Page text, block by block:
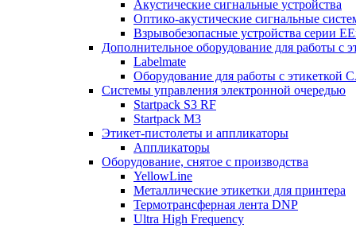
Акустические сигнальные устройства
Оптико-акустические сигнальные
Взрывобезопасные устройства серии
Дополнительное оборудование для работы с
Labelmate
Оборудование для работы с этикеткой
Системы управления электронной очередью
Startpack S3 RF
Startpack M3
Этикет-пистолеты и аппликаторы
Аппликаторы
Оборудование, снятое с производства
YellowLine
Металлические этикетки для принтера
Термотрансферная лента DNP
Ultra High Frequency